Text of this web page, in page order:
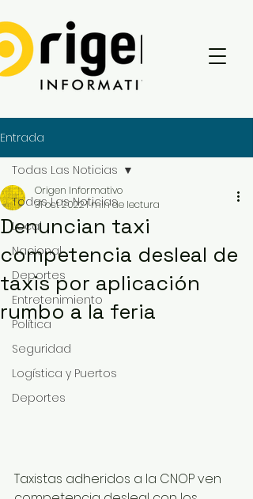
Entrada
Todas Las Noticias
Local
Nacional
Deportes
Entretenimiento
Política
Seguridad
Logística y Puertos
Deportes
Todas Las Noticias
Denuncian taxi
competencia desleal de
taxis por aplicación
rumbo a la feria
Origen Informativo
31 oct 20221 min de lectura
Taxistas adheridos a la CNOP ven